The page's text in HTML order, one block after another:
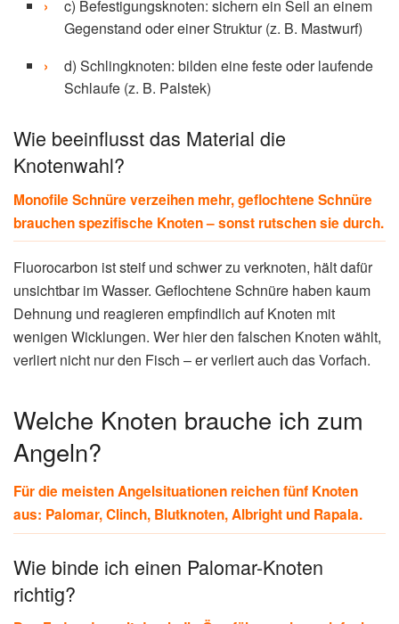
c) Befestigungsknoten: sichern ein Seil an einem
Gegenstand oder einer Struktur (z. B. Mastwurf)
d) Schlingknoten: bilden eine feste oder laufende
Schlaufe (z. B. Palstek)
Wie beeinflusst das Material die
Knotenwahl?
Monofile Schnüre verzeihen mehr, geflochtene Schnüre
brauchen spezifische Knoten – sonst rutschen sie durch.
Fluorocarbon ist steif und schwer zu verknoten, hält dafür
unsichtbar im Wasser. Geflochtene Schnüre haben kaum
Dehnung und reagieren empfindlich auf Knoten mit
wenigen Wicklungen. Wer hier den falschen Knoten wählt,
verliert nicht nur den Fisch – er verliert auch das Vorfach.
Welche Knoten brauche ich zum
Angeln?
Für die meisten Angelsituationen reichen fünf Knoten
aus: Palomar, Clinch, Blutknoten, Albright und Rapala.
Wie binde ich einen Palomar-Knoten
richtig?